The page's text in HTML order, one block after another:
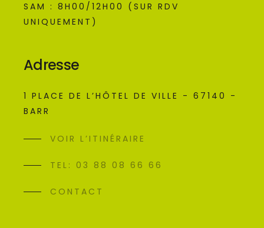
SAM : 8H00/12H00 (SUR RDV
UNIQUEMENT)
Adresse
1 PLACE DE L’HÔTEL DE VILLE - 67140 -
BARR
VOIR L’ITINÉRAIRE
TEL: 03 88 08 66 66
CONTACT